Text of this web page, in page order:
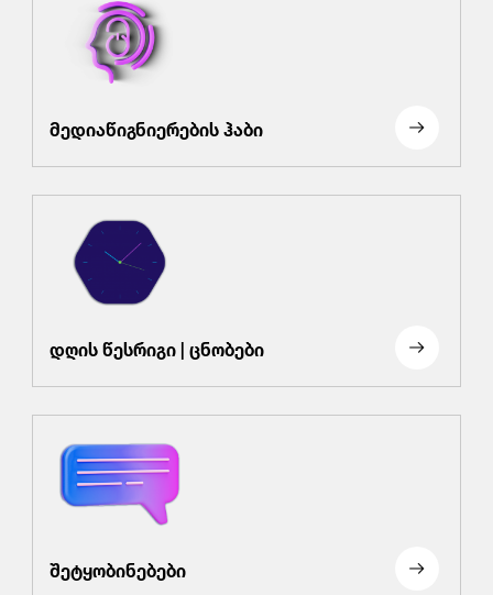
მედიაწიგნიერების ჰაბი
დღის წესრიგი | ცნობები
შეტყობინებები